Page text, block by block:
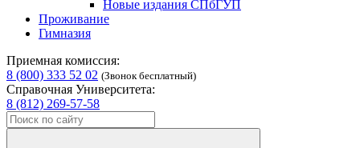
Новые издания СПбГУП
Проживание
Гимназия
Приемная комиссия:
8 (800) 333 52 02 (Звонок бесплатный)
Справочная Университета:
8 (812) 269-57-58